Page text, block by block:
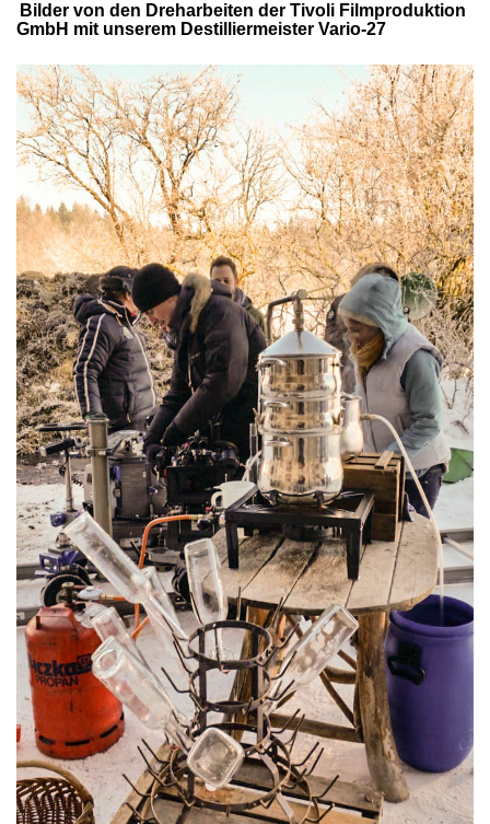
Bilder von den Dreharbeiten der Tivoli Filmproduktion
GmbH mit unserem Destilliermeister Vario-27